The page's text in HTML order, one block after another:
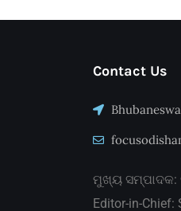
Contact Us
ମୁଖ୍ୟ ସମ୍ପାଦକ:
Editor-in-